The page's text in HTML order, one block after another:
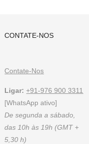
CONTATE-NOS
Contate-Nos
Ligar: +91-976 900 3311
[WhatsApp ativo]
De segunda a sábado,
das 10h às 19h (GMT +
5,30 h)